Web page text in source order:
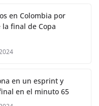
en Colombia por
final de Copa
en un esprint y
en el minuto 65